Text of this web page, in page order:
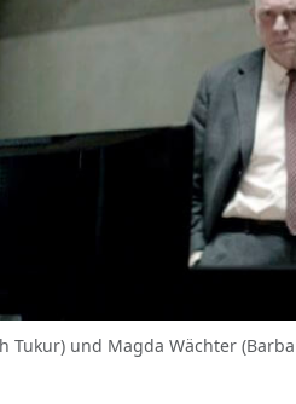
Tukur) und Magda Wächter